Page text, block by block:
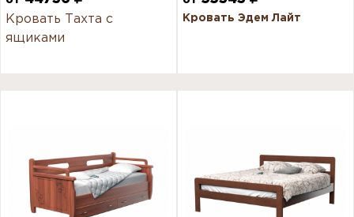
Кровать Тахта с
ящиками
Кровать Эдем Лайт